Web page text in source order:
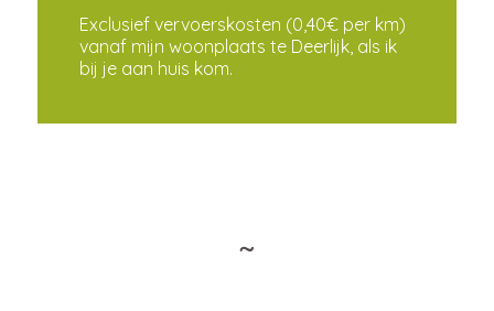
Exclusief vervoerskosten (0,40€ per km)
vanaf mijn woonplaats te Deerlijk, als ik
bij je aan huis kom.
˜